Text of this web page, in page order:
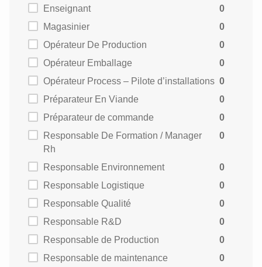
Enseignant
0
Magasinier
0
Opérateur De Production
0
Opérateur Emballage
0
Opérateur Process – Pilote d’installations 0
Préparateur En Viande
0
Préparateur de commande
0
Responsable De Formation / Manager
Rh
0
Responsable Environnement
0
Responsable Logistique
0
Responsable Qualité
0
Responsable R&D
0
Responsable de Production
0
Responsable de maintenance
0